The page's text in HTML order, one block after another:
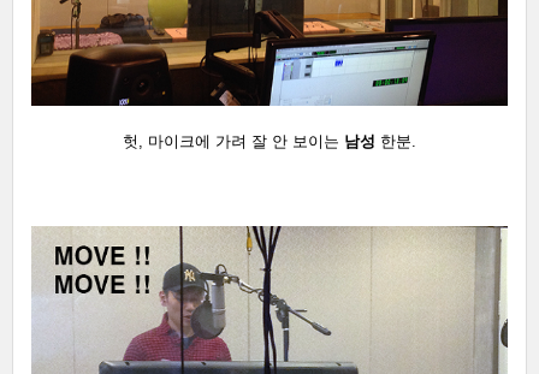
헛, 마이크에 가려 잘 안 보이는 남성 한분.